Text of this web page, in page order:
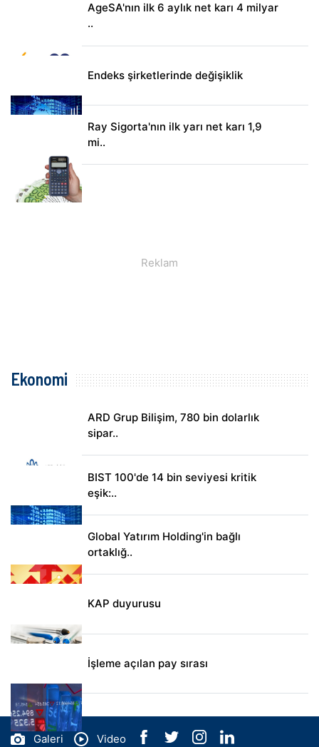
AgeSA'nın ilk 6 aylık net karı 4 milyar
..
Endeks şirketlerinde değişiklik
Ray Sigorta'nın ilk yarı net karı 1,9
mi..
Ekonomi
ARD Grup Bilişim, 780 bin dolarlık
sipar..
BIST 100'de 14 bin seviyesi kritik
eşik:..
Global Yatırım Holding'in bağlı
ortaklığ..
KAP duyurusu
İşleme açılan pay sırası
Galeri Video